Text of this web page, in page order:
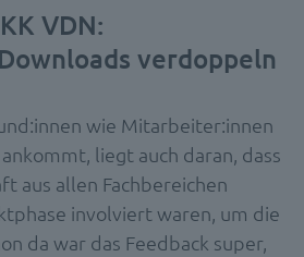
VDN:
verdoppeln
wie Mitarbeiter:innen
liegt auch daran, dass
aus allen Fachbereichen
involviert waren, um die
da war das Feedback super,